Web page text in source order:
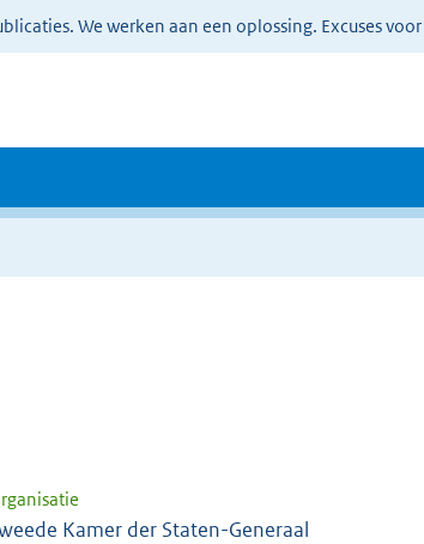
We werken aan een oplossing. Excuses
Kamer der Staten-Generaal